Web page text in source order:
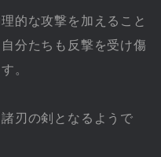
的な攻撃を加えること
分たちも反撃を受け傷
。
刃の剣となるようで